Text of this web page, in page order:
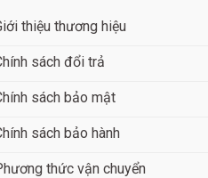
thiệu thương hiệu
sách đổi trả
sách bảo mật
sách bảo hành
thức vận chuyển